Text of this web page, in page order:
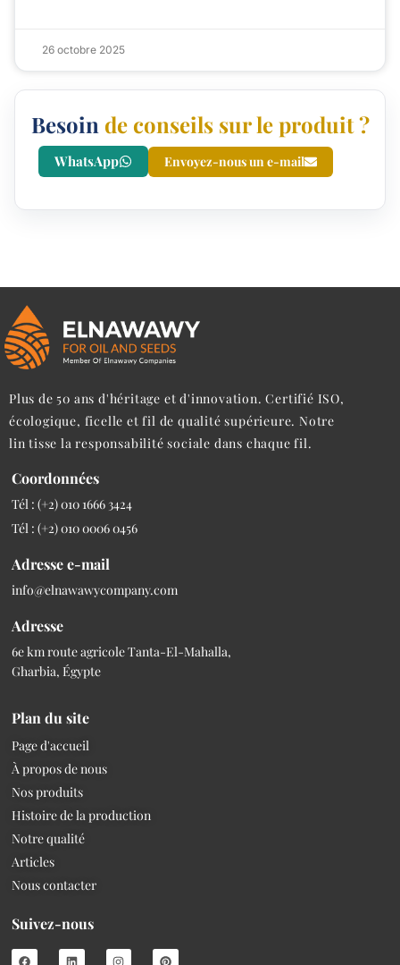
26 octobre 2025
Besoin de conseils sur le produit ?
WhatsApp Envoyez-nous un e-mail
Plus de 50 ans d'héritage et d'innovation. Certifié ISO,
écologique, ficelle et fil de qualité supérieure. Notre
lin tisse la responsabilité sociale dans chaque fil.
Coordonnées
Tél : (+2) 010 1666 3424
Tél : (+2) 010 0006 0456
Adresse e-mail
info@elnawawycompany.com
Adresse
6e km route agricole Tanta-El-Mahalla,
Gharbia, Égypte
Plan du site
Page d'accueil
À propos de nous
Nos produits
Histoire de la production
Notre qualité
Articles
Nous contacter
Suivez-nous